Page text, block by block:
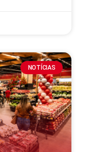
NOTÍCIAS